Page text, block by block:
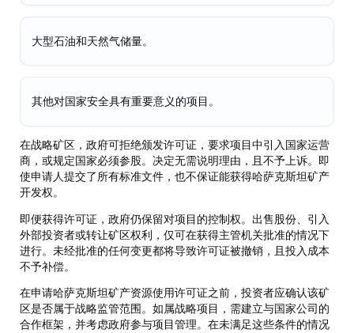
大型石油和天然气储量。
其他对国家安全具有重要意义的项目。
在战略矿区，政府可拒绝颁发许可证，要求项目中引入国家运营
商，或规定国家必须参股。决定无需说明理由，且不予上诉。即
使申请人提交了所有标准文件，也不保证能获得哈萨克斯坦矿产
开发权。
即便获得许可证，政府仍保留对项目的控制权。出售股份、引入
外部投资者或转让矿区权利，仅可在获得主管机关批准的情况下
进行。未经批准的任何变更都将导致许可证被撤销，且投入成本
不予补偿。
在申请哈萨克斯坦矿产资源使用许可证之前，投资者应确认该矿
区是否属于战略监管范围。如属战略项目，需建立与国家公司的
合作框架，并考虑政府参与项目管理。在未满足这些条件的情况